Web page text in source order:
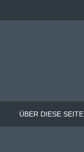
ÜBER DIESE SEITE